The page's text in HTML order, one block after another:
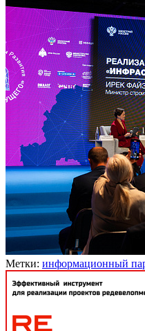
Метки: информационный